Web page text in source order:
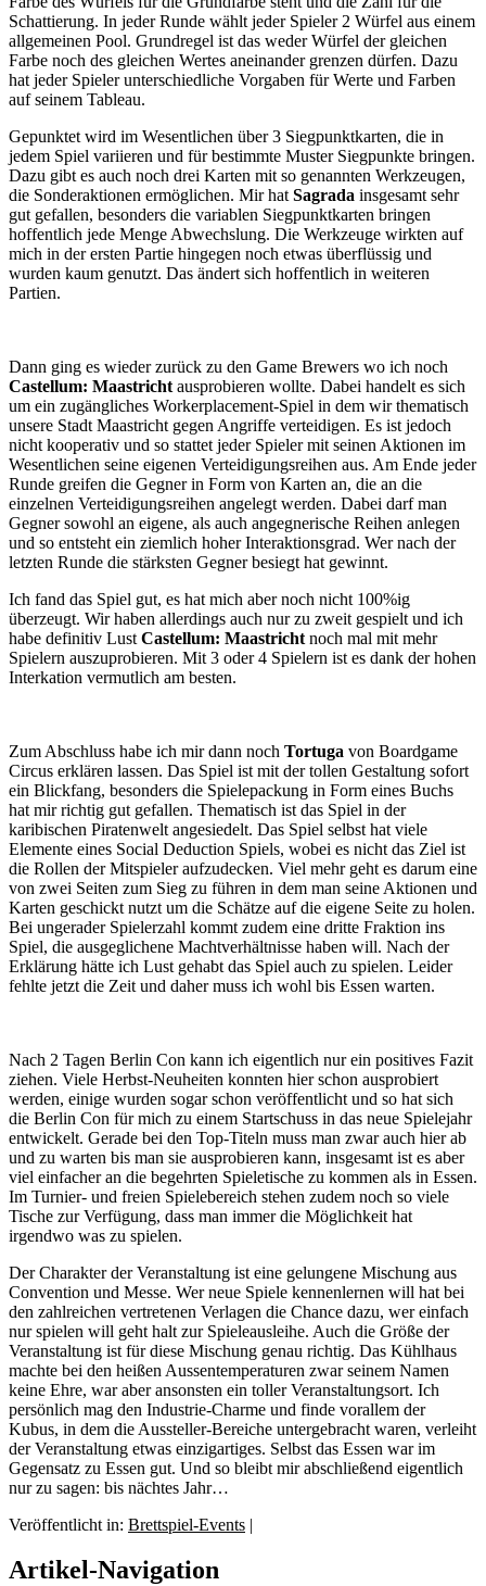
Schattierung. In jeder Runde wählt jeder Spieler 2 Würfel aus einem
allgemeinen Pool. Grundregel ist das weder Würfel der gleichen
Farbe noch des gleichen Wertes aneinander grenzen dürfen. Dazu
hat jeder Spieler unterschiedliche Vorgaben für Werte und Farben
auf seinem Tableau.
Gepunktet wird im Wesentlichen über 3 Siegpunktkarten, die in
jedem Spiel variieren und für bestimmte Muster Siegpunkte bringen.
Dazu gibt es auch noch drei Karten mit so genannten Werkzeugen,
die Sonderaktionen ermöglichen. Mir hat Sagrada insgesamt sehr
gut gefallen, besonders die variablen Siegpunktkarten bringen
hoffentlich jede Menge Abwechslung. Die Werkzeuge wirkten auf
mich in der ersten Partie hingegen noch etwas überflüssig und
wurden kaum genutzt. Das ändert sich hoffentlich in weiteren
Partien.
Dann ging es wieder zurück zu den Game Brewers wo ich noch
Castellum: Maastricht ausprobieren wollte. Dabei handelt es sich
um ein zugängliches Workerplacement-Spiel in dem wir thematisch
unsere Stadt Maastricht gegen Angriffe verteidigen. Es ist jedoch
nicht kooperativ und so stattet jeder Spieler mit seinen Aktionen im
Wesentlichen seine eigenen Verteidigungsreihen aus. Am Ende jeder
Runde greifen die Gegner in Form von Karten an, die an die
einzelnen Verteidigungsreihen angelegt werden. Dabei darf man
Gegner sowohl an eigene, als auch angegnerische Reihen anlegen
und so entsteht ein ziemlich hoher Interaktionsgrad. Wer nach der
letzten Runde die stärksten Gegner besiegt hat gewinnt.
Ich fand das Spiel gut, es hat mich aber noch nicht 100%ig
überzeugt. Wir haben allerdings auch nur zu zweit gespielt und ich
habe definitiv Lust Castellum: Maastricht noch mal mit mehr
Spielern auszuprobieren. Mit 3 oder 4 Spielern ist es dank der hohen
Interkation vermutlich am besten.
Zum Abschluss habe ich mir dann noch Tortuga von Boardgame
Circus erklären lassen. Das Spiel ist mit der tollen Gestaltung sofort
ein Blickfang, besonders die Spielepackung in Form eines Buchs
hat mir richtig gut gefallen. Thematisch ist das Spiel in der
karibischen Piratenwelt angesiedelt. Das Spiel selbst hat viele
Elemente eines Social Deduction Spiels, wobei es nicht das Ziel ist
die Rollen der Mitspieler aufzudecken. Viel mehr geht es darum eine
von zwei Seiten zum Sieg zu führen in dem man seine Aktionen und
Karten geschickt nutzt um die Schätze auf die eigene Seite zu holen.
Bei ungerader Spielerzahl kommt zudem eine dritte Fraktion ins
Spiel, die ausgeglichene Machtverhältnisse haben will. Nach der
Erklärung hätte ich Lust gehabt das Spiel auch zu spielen. Leider
fehlte jetzt die Zeit und daher muss ich wohl bis Essen warten.
Nach 2 Tagen Berlin Con kann ich eigentlich nur ein positives Fazit
ziehen. Viele Herbst-Neuheiten konnten hier schon ausprobiert
werden, einige wurden sogar schon veröffentlicht und so hat sich
die Berlin Con für mich zu einem Startschuss in das neue Spielejahr
entwickelt. Gerade bei den Top-Titeln muss man zwar auch hier ab
und zu warten bis man sie ausprobieren kann, insgesamt ist es aber
viel einfacher an die begehrten Spieletische zu kommen als in Essen.
Im Turnier- und freien Spielebereich stehen zudem noch so viele
Tische zur Verfügung, dass man immer die Möglichkeit hat
irgendwo was zu spielen.
Der Charakter der Veranstaltung ist eine gelungene Mischung aus
Convention und Messe. Wer neue Spiele kennenlernen will hat bei
den zahlreichen vertretenen Verlagen die Chance dazu, wer einfach
nur spielen will geht halt zur Spieleausleihe. Auch die Größe der
Veranstaltung ist für diese Mischung genau richtig. Das Kühlhaus
machte bei den heißen Aussentemperaturen zwar seinem Namen
keine Ehre, war aber ansonsten ein toller Veranstaltungsort. Ich
persönlich mag den Industrie-Charme und finde vorallem der
Kubus, in dem die Aussteller-Bereiche untergebracht waren, verleiht
der Veranstaltung etwas einzigartiges. Selbst das Essen war im
Gegensatz zu Essen gut. Und so bleibt mir abschließend eigentlich
nur zu sagen: bis nächtes Jahr…
Veröffentlicht in: Brettspiel-Events |
Artikel-Navigation